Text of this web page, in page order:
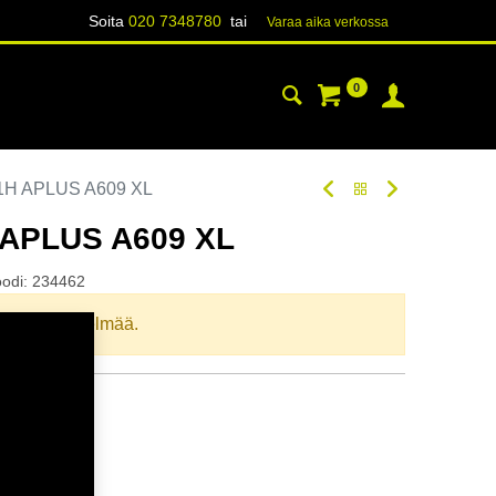
Soita 020 7348780tai Varaa aika verk​​​​ossa
0
APLUS A609 XL
A609 XL
234462
yhdistelmää.